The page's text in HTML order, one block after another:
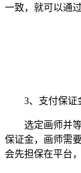
一致，就可以通
3、支付保证
选定画师并等
保证金，画师需
会先担保在平台